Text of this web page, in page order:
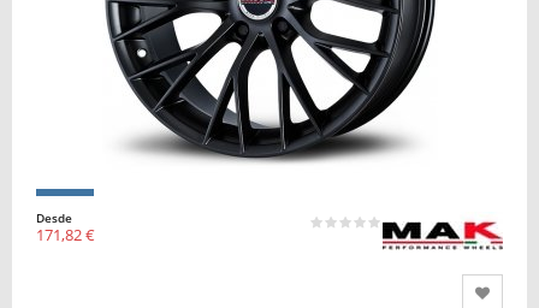
Desde
171,82 €